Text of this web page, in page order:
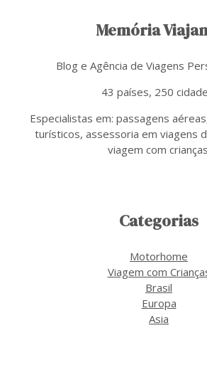
Memória
Blog e Agência de Viagens
43 países, 250
Especialistas em: passagens
turísticos, assessoria em viagens
viagem com
Categorias
Motorhome
Viagem com
Brasil
Europa
Asia